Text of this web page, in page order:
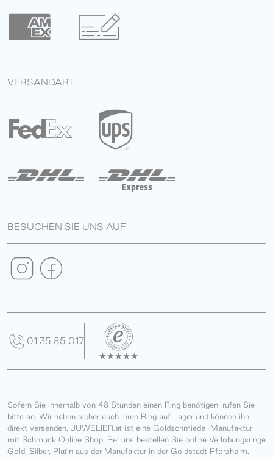
VERSANDART
BESUCHEN SIE UNS AUF
Sofern Sie innerhalb von 48 Stunden einen Ring benötigen, rufen Sie
bitte an. Wir haben sicher auch Ihren Ring auf Lager und können ihn
direkt versenden. JUWELIER.at ist eine Goldschmiede-Manufaktur
mit Schmuck Online Shop. Bei uns bestellen Sie online Verlobungsringe
Gold, Silber, Platin aus der Manufaktur in der Goldstadt Pforzheim.
01 35 85 017